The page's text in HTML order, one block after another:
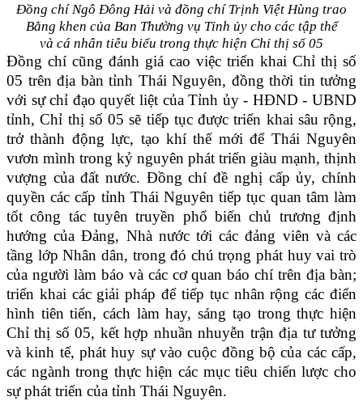
Đồng chí Ngô Đông Hải và đồng chí Trịnh Việt Hùng trao
Bằng khen của Ban Thường vụ Tỉnh ủy cho các tập thể
và cá nhân tiêu biểu trong thực hiện Chỉ thị số 05
Đồng chí cũng đánh giá cao việc triển khai Chỉ thị số
05 trên địa bàn tỉnh Thái Nguyên, đồng thời tin tưởng
với sự chỉ đạo quyết liệt của Tỉnh ủy - HĐND - UBND
tỉnh, Chỉ thị số 05 sẽ tiếp tục được triển khai sâu rộng,
trở thành động lực, tạo khí thế mới để Thái Nguyên
vươn mình trong kỷ nguyên phát triển giàu mạnh, thịnh
vượng của đất nước. Đồng chí đề nghị cấp ủy, chính
quyền các cấp tỉnh Thái Nguyên tiếp tục quan tâm làm
tốt công tác tuyên truyền phổ biến chủ trương định
hướng của Đảng, Nhà nước tới các đảng viên và các
tầng lớp Nhân dân, trong đó chú trọng phát huy vai trò
của người làm báo và các cơ quan báo chí trên địa bàn;
triển khai các giải pháp để tiếp tục nhân rộng các điển
hình tiên tiến, cách làm hay, sáng tạo trong thực hiện
Chỉ thị số 05, kết hợp nhuần nhuyễn trận địa tư tưởng
và kinh tế, phát huy sự vào cuộc đồng bộ của các cấp,
các ngành trong thực hiện các mục tiêu chiến lược cho
sự phát triển của tỉnh Thái Nguyên.